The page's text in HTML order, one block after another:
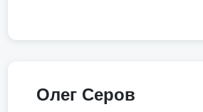
Олег Серов